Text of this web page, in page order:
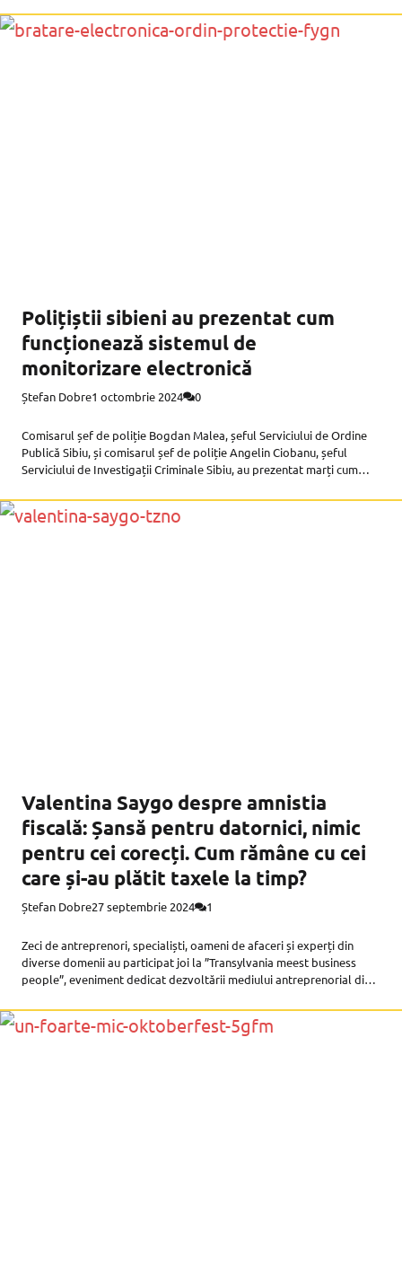
Polițiștii sibieni au prezentat cum
funcționează sistemul de
monitorizare electronică
Ștefan Dobre1 octombrie 2024 0
Comisarul șef de poliție Bogdan Malea, șeful Serviciului de Ordine
Publică Sibiu, și comisarul șef de poliție Angelin Ciobanu, șeful
Serviciului de Investigații Criminale Sibiu, au prezentat marți cum
venit în contextul în
Valentina Saygo despre amnistia
fiscală: Șansă pentru datornici, nimic
pentru cei corecți. Cum rămâne cu cei
care și-au plătit taxele la timp?
Ștefan Dobre27 septembrie 2024 1
Zeci de antreprenori, specialiști, oameni de afaceri și experți din
diverse domenii au participat joi la ”Transylvania meest business
people”, eveniment dedicat dezvoltării mediului antreprenorial din
inspiraționale și discuții practice susținute